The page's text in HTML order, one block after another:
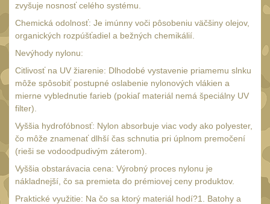
.44 .45
.357 .38 (9mm) 11
1911 8
Náradie a nástroje33
AR1519
AK47
.227
.223 (5.56mm)8
.243 .260 (6.5mm)
.270 .280 (7mm)7
zvyšuje nosnosť celého systému.
Chemická odolnosť: Je imúnny voči pôsobeniu väčšiny olejov,
organických rozpúšťadiel a bežných chemikálií.
Nevýhody nylonu:
Citlivosť na UV žiarenie: Dlhodobé vystavenie priamemu slnku
môže spôsobiť postupné oslabenie nylonových vlákien a
mierne vyblednutie farieb (pokiaľ materiál nemá špeciálny UV
filter).
Vyššia hydrofóbnosť: Nylon absorbuje viac vody ako polyester,
čo môže znamenať dlhší čas schnutia pri úplnom premočení
(rieši se vodoodpudivým záterom).
Vyššia obstarávacia cena: Výrobný proces nylonu je
nákladnejší, čo sa premieta do prémiovej ceny produktov.
Praktické využitie: Na čo sa ktorý materiál hodí?1. Batohy a